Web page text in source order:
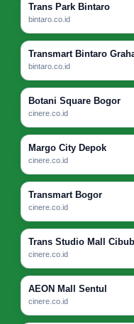
Trans Park Bintaro
bintaro.co.id
Transmart Bintaro
bintaro.co.id
Botani Square Bogor
cinere.co.id
Margo City Depok
cinere.co.id
Transmart Bogor
cinere.co.id
Trans Studio Mall
cinere.co.id
AEON Mall Sentul
cinere.co.id